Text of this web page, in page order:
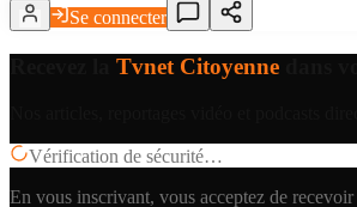
Se connecter
Tvnet Citoyenne
Vérification de sécurité…
En vous inscrivant, vous acceptez de